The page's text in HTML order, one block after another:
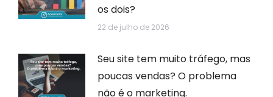
os dois?
22 de julho de 2026
Seu site tem muito tráfego, mas
poucas vendas? O problema
não é o marketing.